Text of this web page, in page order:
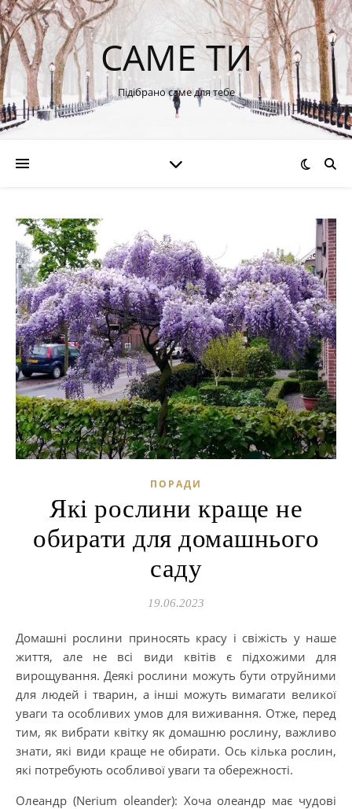
САМЕ ТИ
Підібрано саме для тебе
ПОРАДИ
Які рослини краще не
обирати для домашнього
саду
19.06.2023
Домашні рослини приносять красу і свіжість у наше
життя, але не всі види квітів є підхожими для
вирощування. Деякі рослини можуть бути отруйними
для людей і тварин, а інші можуть вимагати великої
уваги та особливих умов для виживання. Отже, перед
тим, як вибрати квітку як домашню рослину, важливо
знати, які види краще не обирати. Ось кілька рослин,
які потребують особливої уваги та обережності.
Олеандр (Nerium oleander): Хоча олеандр має чудові